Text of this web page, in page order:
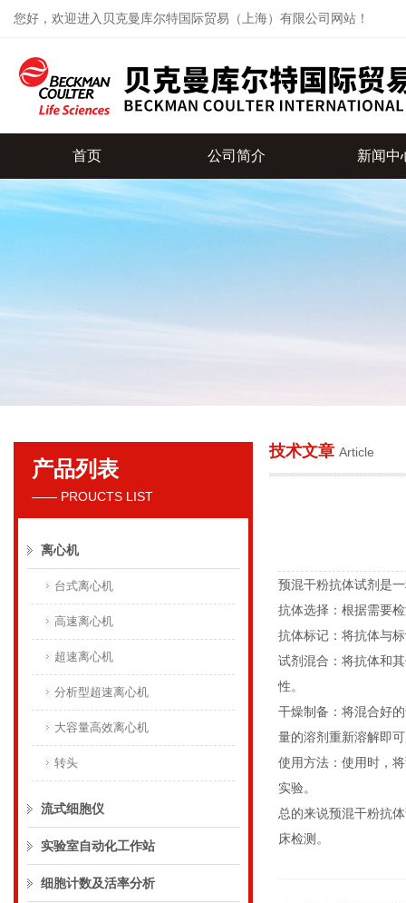
您好，欢迎进入贝克曼库尔特国际贸易（上海）有限公司网站！
贝克曼库尔特国际贸易（上海）有限公司
首页 公司简介 新闻中
产品列表
—— PROUCTS LIST
离心机
台式离心机
高速离心机
超速离心机
分析型超速离心机
大容量高效离心机
转头
流式细胞仪
实验室自动化工作站
细胞计数及活率分析
技术文章 Article
预混干粉抗体试剂是
抗体选择：根据需要
抗体标记：将抗体与
试剂混合：将抗体和
性。
干燥制备：将混合好
量的溶剂重新溶解即
使用方法：使用时，
实验。
总的来说预混干粉抗
床检测。